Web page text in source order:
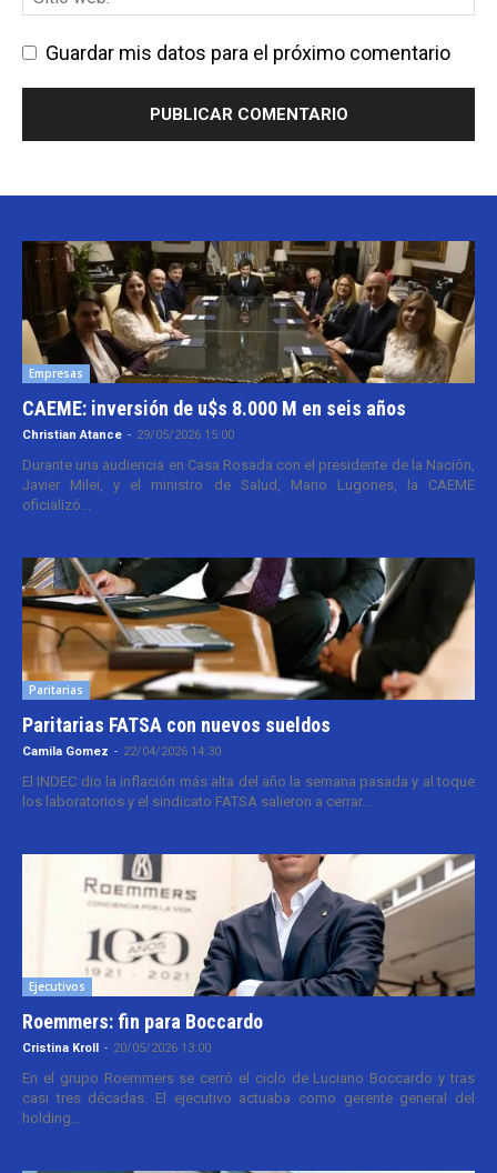
Guardar mis datos para el próximo comentario
Empresas
CAEME: inversión de u$s 8.000 M en seis años
Christian Atance - 29/05/2026 15:00
Durante una audiencia en Casa Rosada con el presidente de la Nación,
Javier Milei, y el ministro de Salud, Mario Lugones, la CAEME
oficializó...
Paritarias
Paritarias FATSA con nuevos sueldos
Camila Gomez - 22/04/2026 14:30
El INDEC dio la inflación más alta del año la semana pasada y al toque
los laboratorios y el sindicato FATSA salieron a cerrar...
Ejecutivos
Roemmers: fin para Boccardo
Cristina Kroll - 20/05/2026 13:00
En el grupo Roemmers se cerró el ciclo de Luciano Boccardo y tras
casi tres décadas. El ejecutivo actuaba como gerente general del
holding...